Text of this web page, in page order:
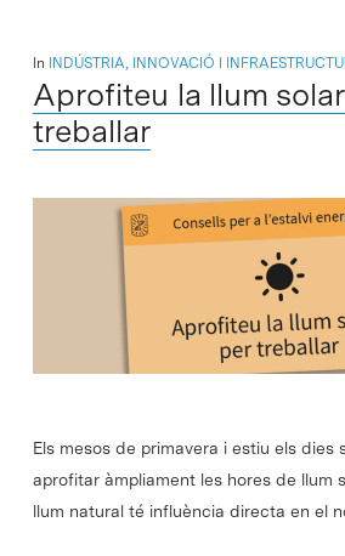
In INDÚSTRIA, INNOVACIÓ I
Aprofiteu la llum
treballar
Els mesos de primavera i estiu els dies
aprofitar àmpliament les hores de llum
llum natural té influència directa en el